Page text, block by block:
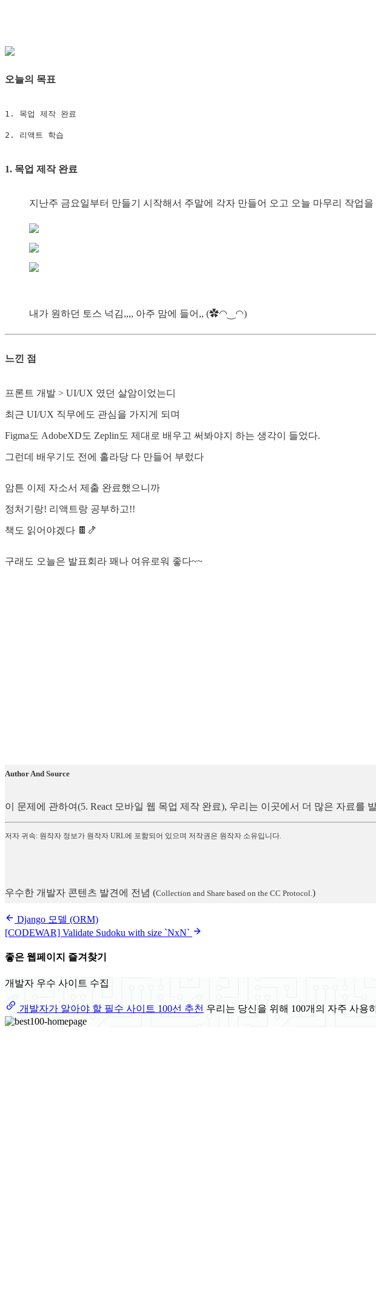
오늘의 목표
1. 목업 제작 완료
2. 리액트 학습
1. 목업 제작 완료
지난주 금요일부터 만들기 시작해서 주말에 각자 만들어 오고 오늘 마무리 작업을
내가 원하던 토스 넉김,,,, 아주 맘에 들어,, (✿◠‿◠)
느낀 점
프론트 개발 > UI/UX 였던 살암이었는디
최근 UI/UX 직무에도 관심을 가지게 되며
Figma도 AdobeXD도 Zeplin도 제대로 배우고 써봐야지 하는 생각이 들었다.
그런데 배우기도 전에 홀라당 다 만들어 부렀다
암튼 이제 자소서 제출 완료했으니까
정처기랑! 리액트랑 공부하고!!
책도 읽어야겠다 🍫🍤
구래도 오늘은 발표회라 꽤나 여유로워 좋다~~
Author And Source
이 문제에 관하여(5. React 모바일 웹 목업 제작 완료), 우리는 이곳에서 더 많은 자료를
저자 귀속: 원작자 정보가 원작자 URL에 포함되어 있으며 저작권은 원작자 소유입니다.
우수한 개발자 콘텐츠 발견에 전념 (Collection and Share based on the CC Protocol.)
Django 모델 (ORM)
[CODEWAR] Validate Sudoku with size `NxN`
좋은 웹페이지 즐겨찾기
개발자 우수 사이트 수집
개발자가 알아야 할 필수 사이트 100선 추천 우리는 당신을 위해 100개의 자주 사용